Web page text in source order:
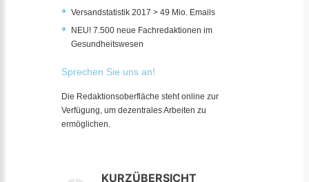
Versandstatistik 2017 > 49 Mio. Emails
NEU! 7.500 neue Fachredaktionen im
Gesundheitswesen
Sprechen Sie uns an!
Die Redaktionsoberfläche steht online zur
Verfügung, um dezentrales Arbeiten zu
ermöglichen.
KURZÜBERSICHT